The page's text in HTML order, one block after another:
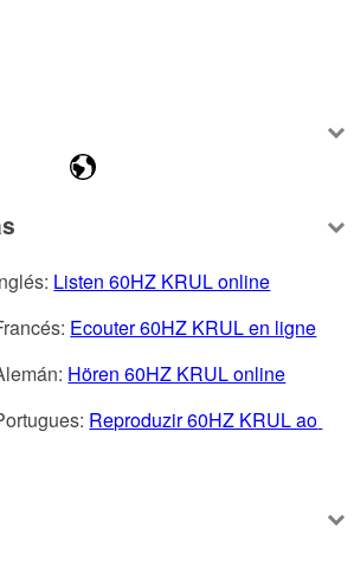
Listen 60HZ KRUL online
Ecouter 60HZ KRUL en ligne
Hören 60HZ KRUL online
Reproduzir 60HZ KRUL ao